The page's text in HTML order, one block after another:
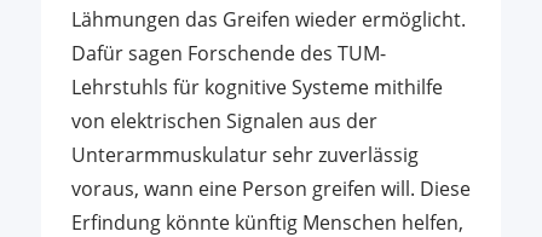
Lähmungen das Greifen wieder ermöglicht.
Dafür sagen Forschende des TUM-
Lehrstuhls für kognitive Systeme mithilfe
von elektrischen Signalen aus der
Unterarmmuskulatur sehr zuverlässig
voraus, wann eine Person greifen will. Diese
Erfindung könnte künftig Menschen helfen,